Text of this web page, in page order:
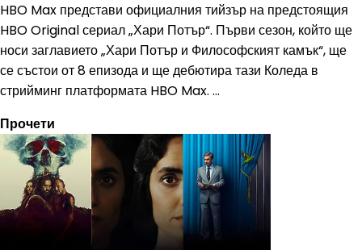
HBO Max представи официалния тийзър на предстоящия
HBO Original сериал „Хари Потър“. Първи сезон, който ще
носи заглавието „Хари Потър и Философският камък“, ще
се състои от 8 епизода и ще дебютира тази Коледа в
стрийминг платформата HBO Max. ...
Прочети